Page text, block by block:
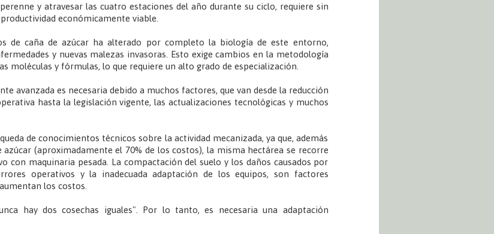
y atravesar las cuatro estaciones del año durante su ciclo, requiere sin
económicamente viable.
de caña de azúcar ha alterado por completo la biología de este entorno,
y nuevas malezas invasoras. Esto exige cambios en la metodología
moléculas y fórmulas, lo que requiere un alto grado de especialización.
avanzada es necesaria debido a muchos factores, que van desde la reducción
hasta la legislación vigente, las actualizaciones tecnológicas y muchos
de conocimientos técnicos sobre la actividad mecanizada, ya que, además
(aproximadamente el 70% de los costos), la misma hectárea se recorre
con maquinaria pesada. La compactación del suelo y los daños causados ​​por
operativos y la inadecuada adaptación de los equipos, son factores
los costos.
hay dos cosechas iguales". Por lo tanto, es necesaria una adaptación